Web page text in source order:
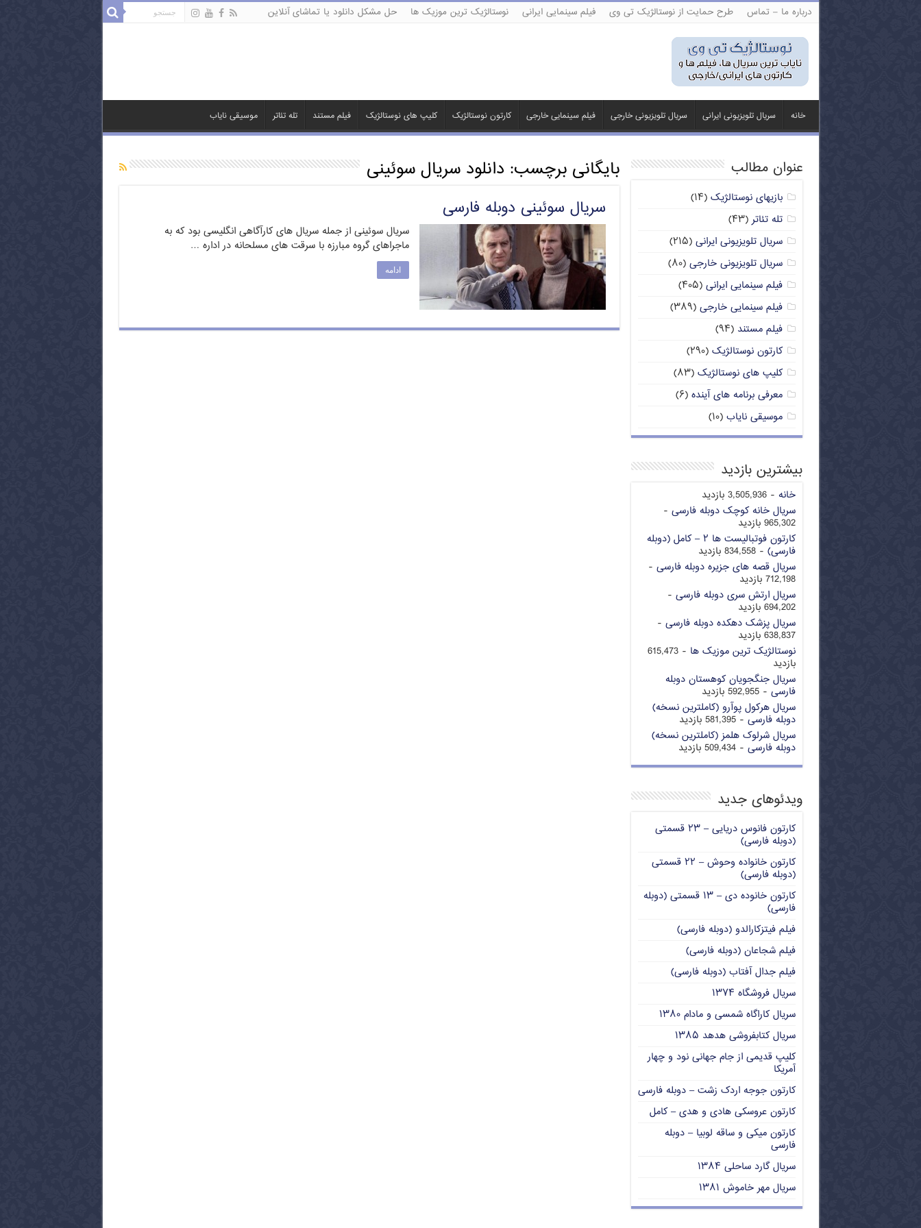
درباره ما – تماس طرح حمایت از نوستالژیک تی وی فیلم سینمایی ایرانی نوستالژیک ترین موزیک ها حل مشکل دانلود یا تماشای آنلاین
خانه سریال تلویزیونی ایرانی سریال تلویزیونی خارجی فیلم سینمایی خارجی کارتون نوستالژیک کلیپ های نوستالژیک فیلم مستند تله تئاتر موسیقی نایاب
بایگانی برچسب: دانلود سریال سوئینی
سریال سوئینی دوبله فارسی
سریال سوئینی از جمله سریال های کارآگاهی انگلیسی بود که به
ماجراهای گروه مبارزه با سرقت های مسلحانه در اداره …
ادامه
عنوان مطالب
بازیهای نوستالژیک (۱۴)
تله تئاتر(۴۳)
سریال تلویزیونی ایرانی (۲۱۵)
سریال تلویزیونی خارجی (۸۰)
فیلم سینمایی ایرانی (۴۰۵)
فیلم سینمایی خارجی (۳۸۹)
فیلم مستند (۹۴)
کارتون نوستالژیک (۲۹۰)
کلیپ های نوستالژیک (۸۳)
معرفی برنامه های آینده (۶)
موسیقی نایاب (۱۰)
بیشترین بازدید
خانه - 3,505,936 بازدید
سریال خانه کوچک دوبله فارسی -
965,302 بازدید
کارتون فوتبالیست ها ۲ – کامل (دوبله
فارسی) - 834,558 بازدید
سریال قصه های جزیره دوبله فارسی -
712,198 بازدید
سریال ارتش سری دوبله فارسی -
694,202 بازدید
سریال پزشک دهکده دوبله فارسی -
638,837 بازدید
نوستالژیک ترین موزیک ها
- 615,473
بازدید
سریال جنگجویان کوهستان دوبله
فارسی - 592,955 بازدید
سریال هرکول پوآرو (کاملترین نسخه)
دوبله فارسی - 581,395 بازدید
سریال شرلوک هلمز (کاملترین نسخه)
دوبله فارسی - 509,434 بازدید
ویدئوهای جدید
کارتون فانوس دریایی – ۲۳ قسمتی
(دوبله فارسی)
کارتون خانواده وحوش – ۲۲ قسمتی
(دوبله فارسی)
کارتون خانوده دی – ۱۳ قسمتی (دوبله
فارسی)
فیلم فیتزکارالدو (دوبله فارسی)
فیلم شجاعان (دوبله فارسی)
فیلم جدال آفتاب (دوبله فارسی)
سریال فروشگاه ۱۳۷۴
سریال کاراگاه شمسی و مادام ۱۳۸۰
سریال کتابفروشی هدهد ۱۳۸۵
کلیپ قدیمی از جام جهانی نود و چهار
آمریکا
کارتون جوجه اردک زشت – دوبله فارسی
کارتون عروسکی هادی و هدی – کامل
کارتون میکی و ساقه لوبیا – دوبله
فارسی
سریال گارد ساحلی ۱۳۸۴
سریال مهر خاموش ۱۳۸۱